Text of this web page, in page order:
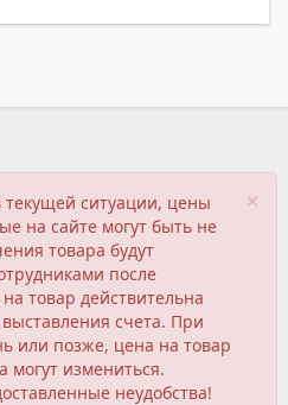
×
ситуации, цены
на сайте могут быть не
товара будут
после
товар действительна
счета. При
или позже, цена на товар
могут измениться.
неудобства!